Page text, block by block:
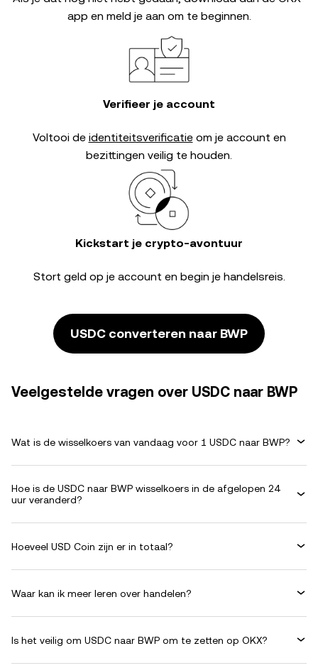
app en meld je aan om te beginnen.
Verifieer je account
Voltooi de identiteitsverificatieom je account en
bezittingen veilig te houden.
Kickstart je crypto-avontuur
Stort geld op je account en begin je handelsreis.
USDC converteren naar BWP
Veelgestelde vragen over USDC naar BWP
Wat is de wisselkoers van vandaag voor 1 USDC naar BWP?
Hoe is de USDC naar BWP wisselkoers in de afgelopen 24
uur veranderd?
Hoeveel USD Coin zijn er in totaal?
Waar kan ik meer leren over handelen?
Is het veilig om USDC naar BWP om te zetten op OKX?